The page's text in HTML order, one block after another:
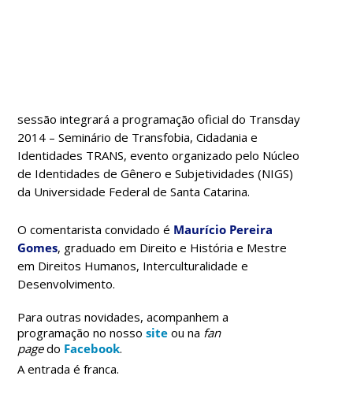
sessão integrará a programação oficial do Transday
2014 – Seminário de Transfobia, Cidadania e
Identidades TRANS, evento organizado pelo Núcleo
de Identidades de Gênero e Subjetividades (NIGS)
da Universidade Federal de Santa Catarina.
O comentarista convidado é Maurício Pereira
Gomes, graduado em Direito e História e Mestre
em Direitos Humanos, Interculturalidade e
Desenvolvimento.
Para outras novidades, acompanhem a
programação no nossosite ou na fan
pagedo Facebook.
A entrada é franca.